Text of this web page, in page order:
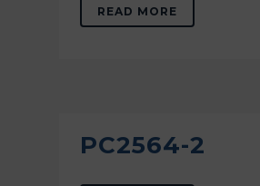
READ MORE
PC2564-2